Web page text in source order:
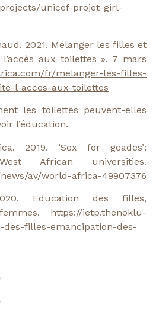
unicef-projet-girl-
2021. Mélanger les filles et
aux toilettes », 7 mars
fr/melanger-les-filles-
l-acces-aux-toilettes
les toilettes peuvent-elles
l’éducation.
2019. ‘Sex for geades’:
African universities.
av/world-africa-49907376
Education des filles,
https://ietp.thenoklu-
filles-emancipation-des-